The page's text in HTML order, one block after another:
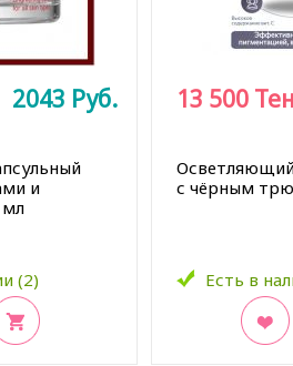
и
мл
(2)
2043 Руб.
с чёрным
Есть в
13 500